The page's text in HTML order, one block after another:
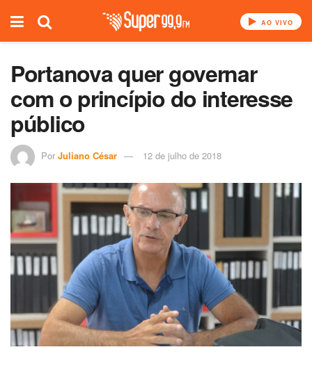
AO VIVO
Portanova quer governar
com o princípio do interesse
público
Por Juliano César 12 de julho de 2018